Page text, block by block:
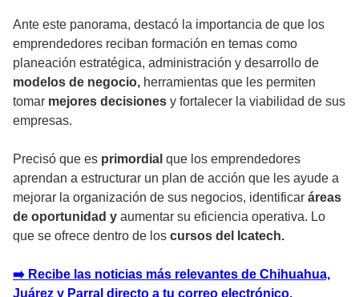
Ante este panorama, destacó la importancia de que los
emprendedores reciban formación en temas como
planeación estratégica, administración y desarrollo de
modelos de negocio, herramientas que les permiten
tomar mejores decisiones y fortalecer la viabilidad de sus
empresas.
Precisó que es primordial que los emprendedores
aprendan a estructurar un plan de acción que les ayude a
mejorar la organización de sus negocios, identificar áreas
de oportunidad y aumentar su eficiencia operativa. Lo
que se ofrece dentro de los cursos del Icatech.
➡️ Recibe las noticias más relevantes de Chihuahua,
Juárez y Parral directo a tu correo electrónico.